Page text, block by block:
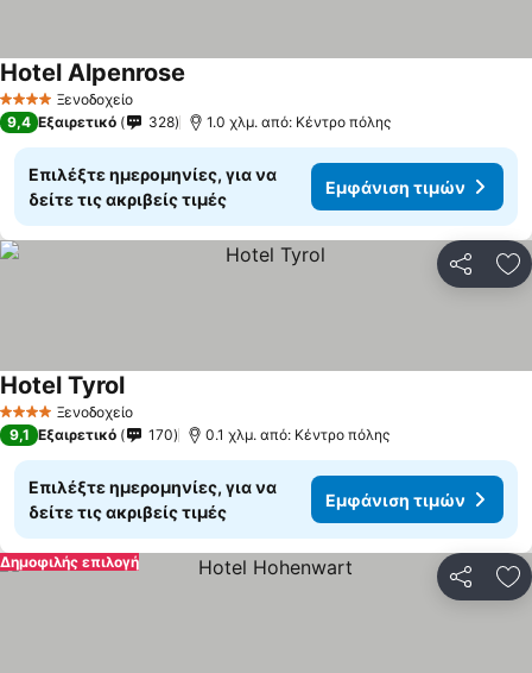
4 ΑστέριαΞενοδοχείο
Hotel Alpenrose
9,4 Εξαιρετικό 328 1.0 χλμ. από: Κέντρο πόλης
Επιλέξτε ημερομηνίες, για να
δείτε τις ακριβείς τιμές
Εμφάνιση τιμών
4 ΑστέριαΞενοδοχείο
Hotel Tyrol
9,1 Εξαιρετικό 170 0.1 χλμ. από: Κέντρο πόλης
Επιλέξτε ημερομηνίες, για να
δείτε τις ακριβείς τιμές
Εμφάνιση τιμών
Δημοφιλής επιλογή